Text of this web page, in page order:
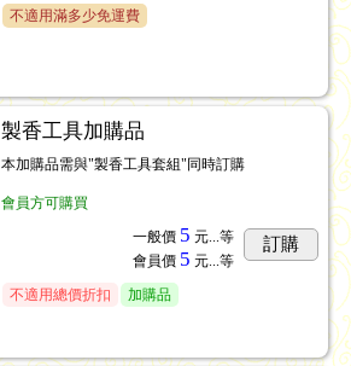
不適用滿多少免運費
製香工具加購品
本加購品需與"製香工具套組"同時訂購
會員方可購買
一般價 5 元...等
會員價 5 元...等
訂購
不適用總價折扣 加購品